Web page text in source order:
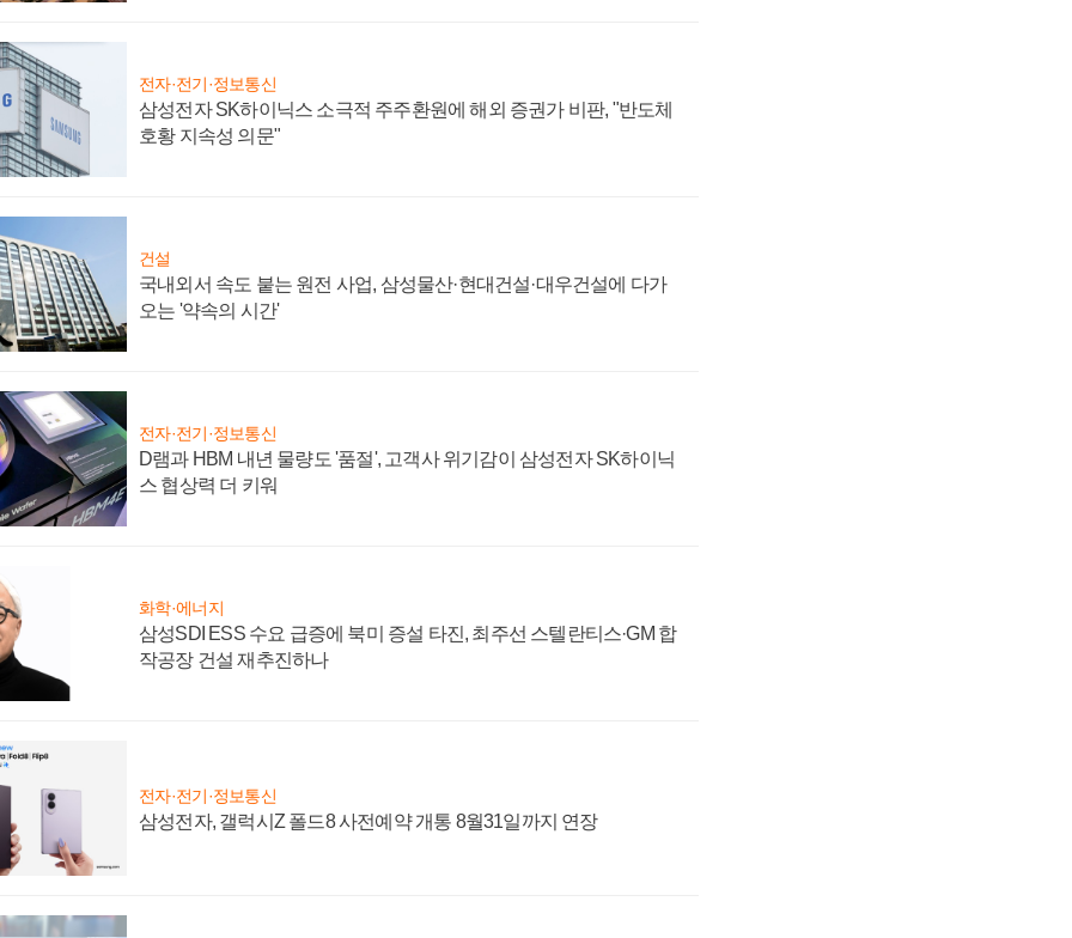
전자·전기·정보통신
삼성전자 SK하이닉스 소극적 주주환원에 해외 증권가 비판, "반도체
호황 지속성 의문"
건설
국내외서 속도 붙는 원전 사업, 삼성물산·현대건설·대우건설에 다가
오는 '약속의 시간'
전자·전기·정보통신
D램과 HBM 내년 물량도 '품절', 고객사 위기감이 삼성전자 SK하이닉
스 협상력 더 키워
화학·에너지
삼성SDI ESS 수요 급증에 북미 증설 타진, 최주선 스텔란티스·GM 합
작공장 건설 재추진하나
전자·전기·정보통신
삼성전자, 갤럭시Z 폴드8 사전예약 개통 8월31일까지 연장